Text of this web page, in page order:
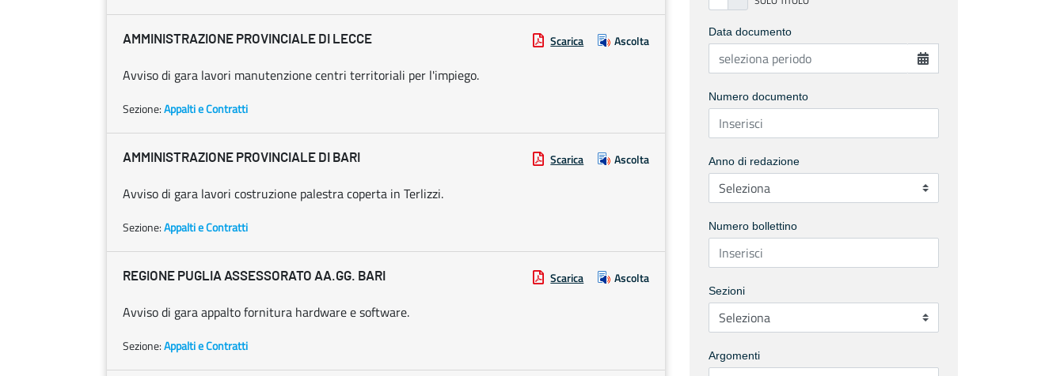
AMMINISTRAZIONE PROVINCIALE DI LECCE Scarica Ascolta
Avviso di gara lavori manutenzione centri territoriali per l'impiego.
Sezione:Appalti e Contratti
AMMINISTRAZIONE PROVINCIALE DI BARI Scarica Ascolta
Avviso di gara lavori costruzione palestra coperta in Terlizzi.
Sezione:Appalti e Contratti
REGIONE PUGLIA ASSESSORATO AA.GG. BARI Scarica Ascolta
Avviso di gara appalto fornitura hardware e software.
Sezione:Appalti e Contratti
Data documento
Numero documento
Anno di redazione
Numero bollettino
Sezioni
Argomenti